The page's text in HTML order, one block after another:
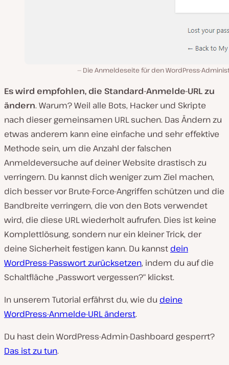
Die Anmeldeseite für den WordPress-
Es wird empfohlen, die Standard-Anmelde-URL zu
ändern. Warum? Weil alle Bots, Hacker und Skripte
nach dieser gemeinsamen URL suchen. Das Ändern zu
etwas anderem kann eine einfache und sehr effektive
Methode sein, um die Anzahl der falschen
Anmeldeversuche auf deiner Website drastisch zu
verringern. Du kannst dich weniger zum Ziel machen,
dich besser vor Brute-Force-Angriffen schützen und die
Bandbreite verringern, die von den Bots verwendet
wird, die diese URL wiederholt aufrufen. Dies ist keine
Komplettlösung, sondern nur ein kleiner Trick, der
deine Sicherheit festigen kann. Du kannst dein
WordPress-Passwort zurücksetzen, indem du auf die
Schaltfläche „Passwort vergessen?“ klickst.
In unserem Tutorial erfährst du, wie du deine
WordPress-Anmelde-URL änderst.
Du hast dein WordPress-Admin-Dashboard gesperrt?
Das ist zu tun.